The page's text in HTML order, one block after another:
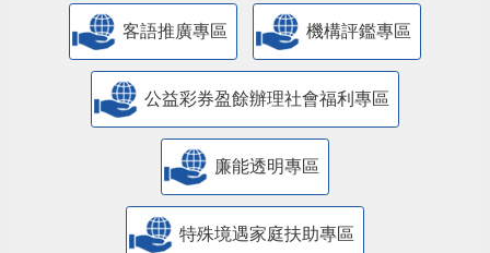
客語推廣專區 機構評鑑專區
公益彩券盈餘辦理社會福利專區
廉能透明專區
特殊境遇家庭扶助專區